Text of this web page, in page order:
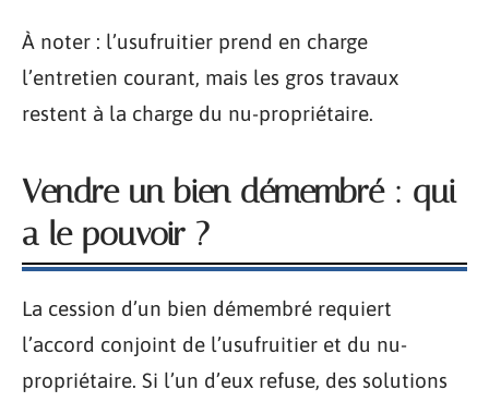
À noter : l’usufruitier prend en charge
l’entretien courant, mais les gros travaux
restent à la charge du nu-propriétaire.
Vendre un bien démembré : qui
a le pouvoir ?
La cession d’un bien démembré requiert
l’accord conjoint de l’usufruitier et du nu-
propriétaire. Si l’un d’eux refuse, des solutions